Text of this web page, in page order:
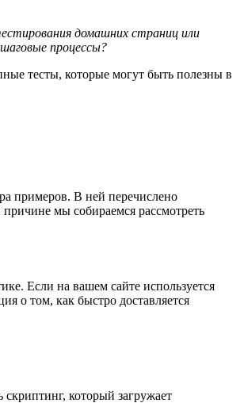
домашних страниц или
процессы?
тесты, которые могут быть полезны в
примеров. В ней перечислено
мы собираемся рассмотреть
Если на вашем сайте используется
о том, как быстро доставляется
который загружает